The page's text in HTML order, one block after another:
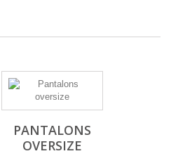
PANTALONS
OVERSIZE